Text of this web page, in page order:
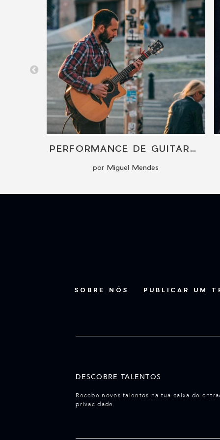
PERFORMANCE DE GUITARRA FINGERSTYLE
por Miguel Mendes
SOBRE NÓS PUBLICAR UM
DESCOBRE TALENTOS
Recebe novos talentos na tua caixa de
privacidade